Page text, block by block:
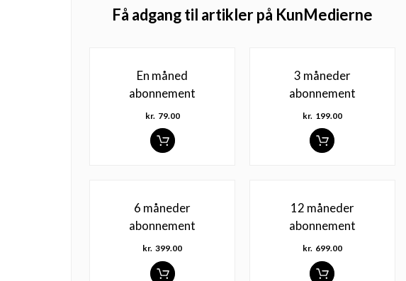
Få adgang til artikler på KunMedierne
En måned
abonnement
kr. 79.00
3 måneder
abonnement
kr. 199.00
6 måneder
abonnement
kr. 399.00
12 måneder
abonnement
kr. 699.00